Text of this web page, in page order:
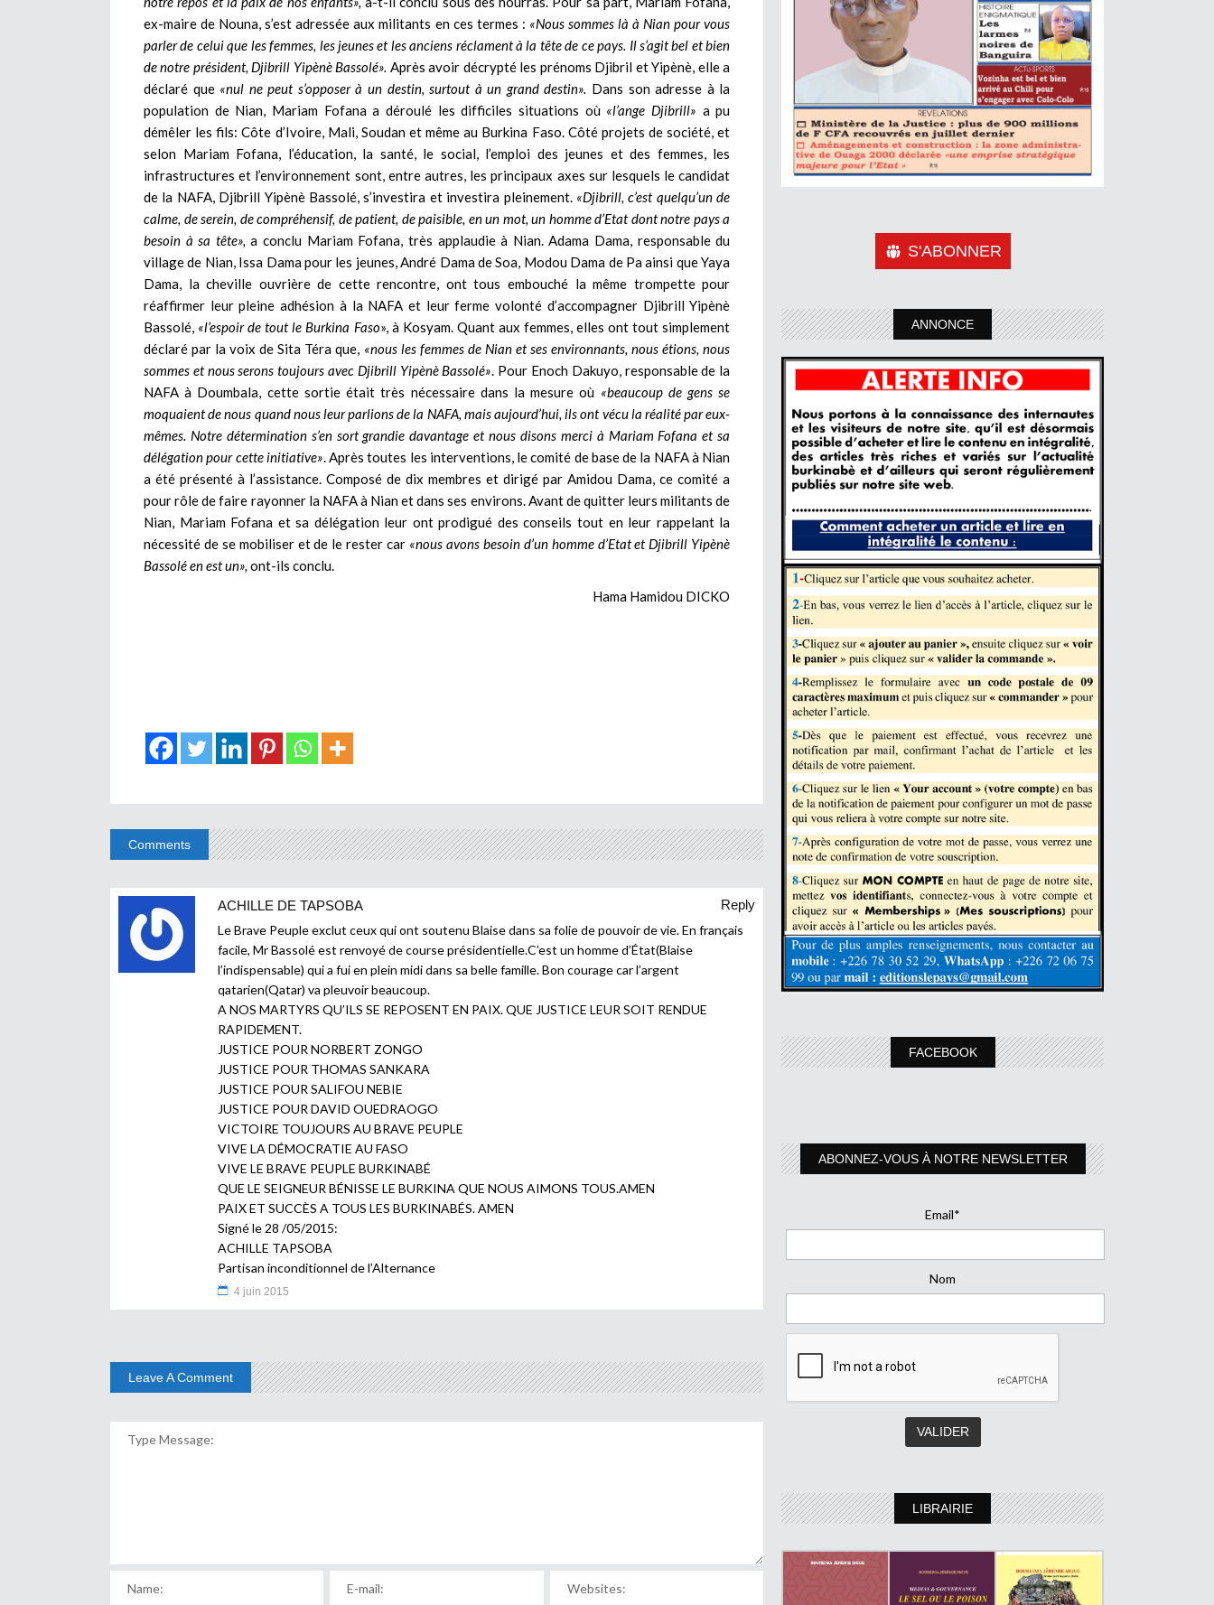
ex-maire de Nouna, s’est adressée aux militants en ces termes : «Nous sommes là à Nian pour vous
parler de celui que les femmes, les jeunes et les anciens réclament à la tête de ce pays. Il s’agit bel et bien
de notre président, Djibrill Yipènè Bassolé». Après avoir décrypté les prénoms Djibril et Yipènè, elle a
déclaré que «nul ne peut s’opposer à un destin, surtout à un grand destin». Dans son adresse à la
population de Nian, Mariam Fofana a déroulé les difficiles situations où «l’ange Djibrill» a pu
démêler les fils: Côte d’Ivoire, Mali, Soudan et même au Burkina Faso. Côté projets de société, et
selon Mariam Fofana, l’éducation, la santé, le social, l’emploi des jeunes et des femmes, les
infrastructures et l’environnement sont, entre autres, les principaux axes sur lesquels le candidat
de la NAFA, Djibrill Yipènè Bassolé, s’investira et investira pleinement. «Djibrill, c’est quelqu’un de
calme, de serein, de compréhensif, de patient, de paisible, en un mot, un homme d’Etat dont notre pays a
besoin à sa tête», a conclu Mariam Fofana, très applaudie à Nian. Adama Dama, responsable du
village de Nian, Issa Dama pour les jeunes, André Dama de Soa, Modou Dama de Pa ainsi que Yaya
Dama, la cheville ouvrière de cette rencontre, ont tous embouché la même trompette pour
réaffirmer leur pleine adhésion à la NAFA et leur ferme volonté d’accompagner Djibrill Yipènè
Bassolé, «l’espoir de tout le Burkina Faso», à Kosyam. Quant aux femmes, elles ont tout simplement
déclaré par la voix de Sita Téra que, «nous les femmes de Nian et ses environnants, nous étions, nous
sommes et nous serons toujours avec Djibrill Yipènè Bassolé» . Pour Enoch Dakuyo, responsable de la
NAFA à Doumbala, cette sortie était très nécessaire dans la mesure où «beaucoup de gens se
moquaient de nous quand nous leur parlions de la NAFA, mais aujourd’hui, ils ont vécu la réalité par eux-
mêmes. Notre détermination s’en sort grandie davantage et nous disons merci à Mariam Fofana et sa
délégation pour cette initiative» . Après toutes les interventions, le comité de base de la NAFA à Nian
a été présenté à l’assistance. Composé de dix membres et dirigé par Amidou Dama, ce comité a
pour rôle de faire rayonner la NAFA à Nian et dans ses environs. Avant de quitter leurs militants de
Nian, Mariam Fofana et sa délégation leur ont prodigué des conseils tout en leur rappelant la
nécessité de se mobiliser et de le rester car «nous avons besoin d’un homme d’Etat et Djibrill Yipènè
Bassolé en est un», ont-ils conclu.
Hama Hamidou DICKO
Comments
ACHILLE DE TAPSOBA
Reply
Le Brave Peuple exclut ceux qui ont soutenu Blaise dans sa folie de pouvoir de vie. En français
facile, Mr Bassolé est renvoyé de course présidentielle.C’est un homme d’État(Blaise
l’indispensable) qui a fui en plein midi dans sa belle famille. Bon courage car l’argent
qatarien(Qatar) va pleuvoir beaucoup.
A NOS MARTYRS QU’ILS SE REPOSENT EN PAIX. QUE JUSTICE LEUR SOIT RENDUE
RAPIDEMENT.
JUSTICE POUR NORBERT ZONGO
JUSTICE POUR THOMAS SANKARA
JUSTICE POUR SALIFOU NEBIE
JUSTICE POUR DAVID OUEDRAOGO
VICTOIRE TOUJOURS AU BRAVE PEUPLE
VIVE LA DÉMOCRATIE AU FASO
VIVE LE BRAVE PEUPLE BURKINABÉ
QUE LE SEIGNEUR BÉNISSE LE BURKINA QUE NOUS AIMONS TOUS.AMEN
PAIX ET SUCCÈS A TOUS LES BURKINABÉS. AMEN
Signé le 28 /05/2015:
ACHILLE TAPSOBA
Partisan inconditionnel de l’Alternance
4 juin 2015
Leave A Comment
S'ABONNER
ANNONCE
FACEBOOK
ABONNEZ-VOUS À NOTRE NEWSLETTER
Email*
Nom
LIBRAIRIE